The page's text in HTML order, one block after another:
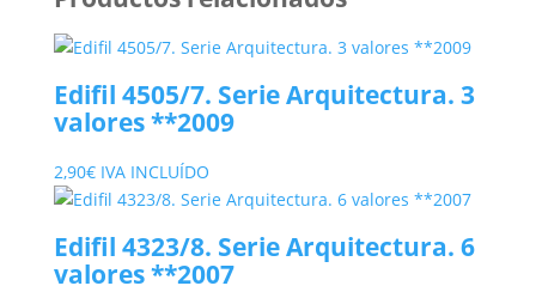
Edifil 4505/7. Serie Arquitectura. 3
valores **2009
2,90€ IVA INCLUÍDO
Edifil 4323/8. Serie Arquitectura. 6
valores **2007